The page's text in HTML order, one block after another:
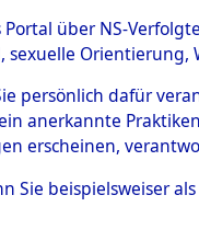
Toter aus
Portal über NS-
sexuelle
persönlich dafür
anerkannte
erscheinen,
Sie beispielsweiser